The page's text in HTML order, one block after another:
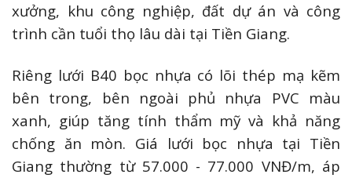
xưởng, khu công nghiệp, đất dự án và công
trình cần tuổi thọ lâu dài tại Tiền Giang.
Riêng lưới B40 bọc nhựa có lõi thép mạ kẽm
bên trong, bên ngoài phủ nhựa PVC màu
xanh, giúp tăng tính thẩm mỹ và khả năng
chống ăn mòn. Giá lưới bọc nhựa tại Tiền
Giang thường từ 57.000 - 77.000 VNĐ/m, áp